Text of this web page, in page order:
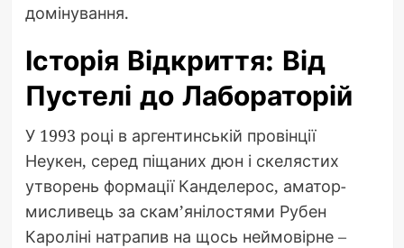
домінування.
Історія Відкриття: Від
Пустелі до Лабораторій
У 1993 році в аргентинській провінції
Неукен, серед піщаних дюн і скелястих
утворень формації Канделерос, аматор-
мисливець за скам’янілостями Рубен
Кароліні натрапив на щось неймовірне –